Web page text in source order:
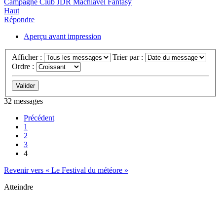
Campagne Club JDR Machiavel Fantasy
Haut
Répondre
Aperçu avant impression
Afficher :
Trier par :
Ordre :
32 messages
Précédent
1
2
3
4
Revenir vers « Le Festival du météore »
Atteindre